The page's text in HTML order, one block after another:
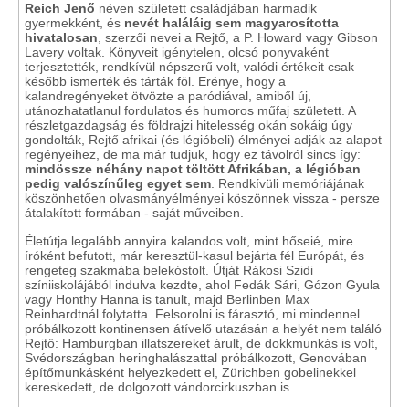
Reich Jenő néven született családjában harmadik
gyermekként, és nevét haláláig sem magyarosította
hivatalosan , szerzői nevei a Rejtő, a P. Howard vagy Gibson
Lavery voltak. Könyveit igénytelen, olcsó ponyvaként
terjesztették, rendkívül népszerű volt, valódi értékeit csak
később ismerték és tárták föl. Erénye, hogy a
kalandregényeket ötvözte a paródiával, amiből új,
utánozhatatlanul fordulatos és humoros műfaj született. A
részletgazdagság és földrajzi hitelesség okán sokáig úgy
gondolták, Rejtő afrikai (és légióbeli) élményei adják az alapot
regényeihez, de ma már tudjuk, hogy ez távolról sincs így:
mindössze néhány napot töltött Afrikában, a légióban
pedig valószínűleg egyet sem . Rendkívüli memóriájának
köszönhetően olvasmányélményei köszönnek vissza - persze
átalakított formában - saját műveiben.
Életútja legalább annyira kalandos volt, mint hőseié, mire
íróként befutott, már keresztül-kasul bejárta fél Európát, és
rengeteg szakmába belekóstolt. Útját Rákosi Szidi
színiiskolájából indulva kezdte, ahol Fedák Sári, Gózon Gyula
vagy Honthy Hanna is tanult, majd Berlinben Max
Reinhardtnál folytatta. Felsorolni is fárasztó, mi mindennel
próbálkozott kontinensen átívelő utazásán a helyét nem találó
Rejtő: Hamburgban illatszereket árult, de dokkmunkás is volt,
Svédországban heringhalászattal próbálkozott, Genovában
építőmunkásként helyezkedett el, Zürichben gobelinekkel
kereskedett, de dolgozott vándorcirkuszban is.